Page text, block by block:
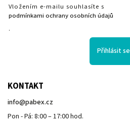
Vložením e-mailu souhlasíte s
podmínkami ochrany osobních údajů
.
Přihlásit se
KONTAKT
info@pabex.cz
Pon - Pá: 8:00 – 17:00 hod.